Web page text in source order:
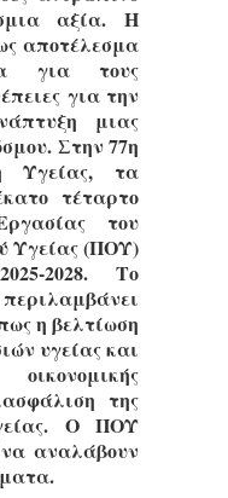
αξία. Η
αποτέλεσμα
για τους
για την
μιας
Στην 77η
Υγείας, τα
τέταρτο
του
Υγείας (ΠΟΥ)
2028. Το
η βελτίωση
υγείας και
της
Ο ΠΟΥ
αναλάβουν